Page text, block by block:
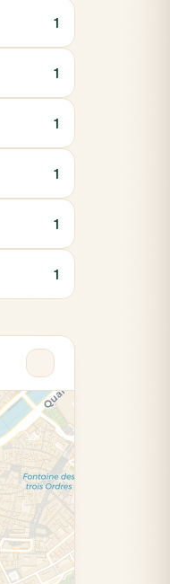
1
1
1
1
1
1